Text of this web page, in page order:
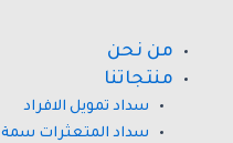
من نحن
منتجاتنا
سداد تمويل الافراد
سداد المتعثرات سمة